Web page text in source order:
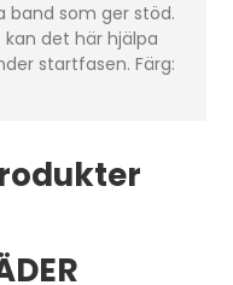
band som ger stöd.
det här hjälpa
startfasen. Färg: